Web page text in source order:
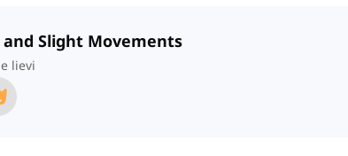
Slight Movements
lievi